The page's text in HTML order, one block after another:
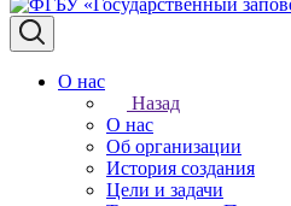
О нас
Назад
О нас
Об организации
История создания
Цели и задачи